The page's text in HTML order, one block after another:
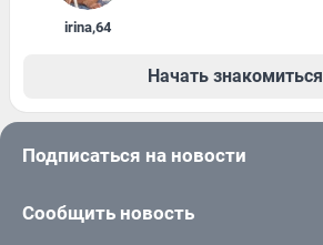
irina,64
Начать знакомиться
Подписаться на новости
Сообщить новость